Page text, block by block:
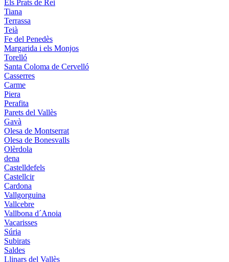
Els Prats de Rei
Tiana
Terrassa
Teià
Fe del Penedès
Margarida i els Monjos
Torelló
Santa Coloma de Cervelló
Casserres
Carme
Piera
Perafita
Parets del Vallès
Gavà
Olesa de Montserrat
Olesa de Bonesvalls
Olèrdola
dena
Castelldefels
Castellcir
Cardona
Vallgorguina
Vallcebre
Vallbona d´Anoia
Vacarisses
Súria
Subirats
Saldes
Llinars del Vallès